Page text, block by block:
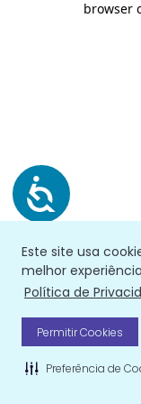
Este site usa
melhor
Política de
Permitir Cookies
Preferência de
browser